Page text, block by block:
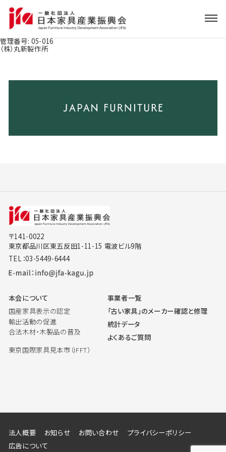
管理番号: 05-016
（株）丸新製作所
〒141-0022
東京都品川区東五反田1-11-15 電波ビル9階
TEL：03-5449-6444
本会について
国産家具表示の認定
輸出活動の促進
合法木材・木製品の普及
東京国際家具見本市（IFFT）
事業者一覧
「古い家具」のメーカー確認と修理
統計データ
よくあるご質問
法人概要 お知らせ お問い合わせ
プライバシーポリシー
広告について